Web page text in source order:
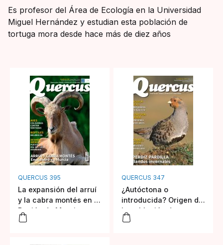
Es profesor del Área de Ecología en la Universidad
Miguel Hernández y estudian esta población de
tortuga mora desde hace más de diez años
QUERCUS 395
La expansión del arruí
y la cabra montés en la
Región de Murcia
QUERCUS 347
¿Autóctona o
introducida? Origen de
la población de tortuga